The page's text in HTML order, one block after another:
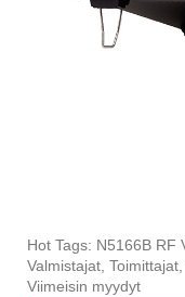
Hot Tags: N5166B RF
Valmistajat,
Viimeisin myydyt